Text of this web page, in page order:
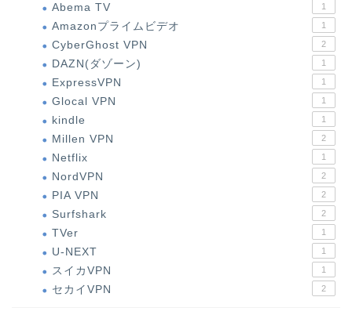
Abema TV 1
Amazonプライムビデオ 1
CyberGhost VPN 2
DAZN(ダゾーン) 1
ExpressVPN 1
Glocal VPN 1
kindle 1
Millen VPN 2
Netflix 1
NordVPN 2
PIA VPN 2
Surfshark 2
TVer 1
U-NEXT 1
スイカVPN 1
セカイVPN 2